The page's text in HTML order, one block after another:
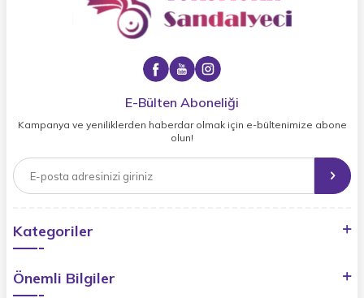
E-Bülten Aboneliği
Kampanya ve yeniliklerden haberdar olmak için e-bültenimize abone
olun!
Kategoriler
Önemli Bilgiler